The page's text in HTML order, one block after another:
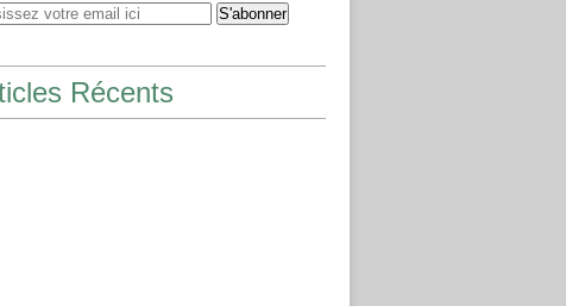
Récents